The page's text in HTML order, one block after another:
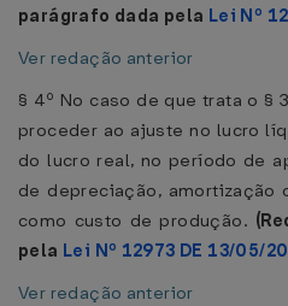
parágrafo dada pela Lei Nº
Ver redação anterior
§ 4º No caso de que trata o §
proceder ao ajuste no lucro
do lucro real, no período de
de depreciação, amortização
como custo de produção.
pela Lei Nº 12973 DE 13/05/
Ver redação anterior